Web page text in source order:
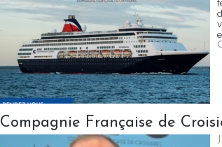
Compagnie Française de